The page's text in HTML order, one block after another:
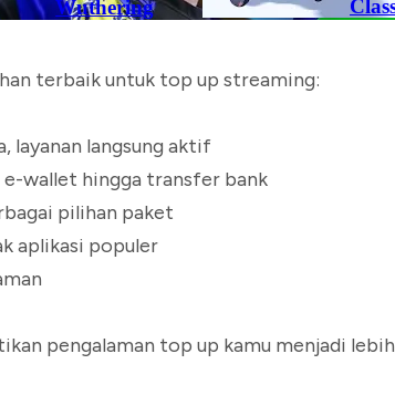
terbaik untuk top up streaming:
layanan langsung aktif
wallet hingga transfer bank
pilihan paket
aplikasi populer
pengalaman top up kamu menjadi lebih